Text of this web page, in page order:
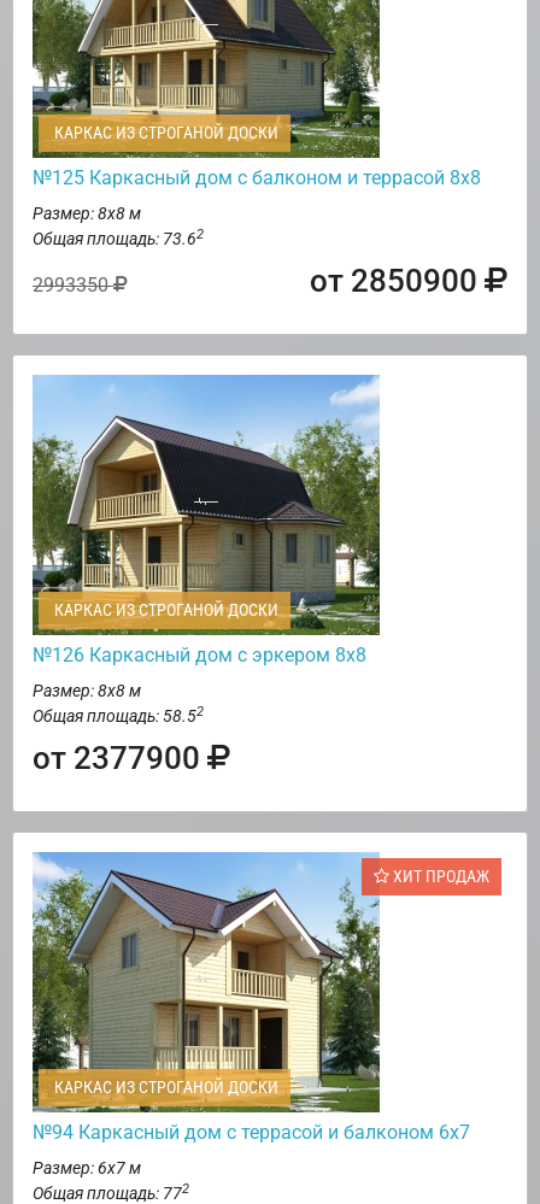
КАРКАС ИЗ СТРОГАНОЙ ДОСКИ
№125 Каркасный дом с балконом и террасой 8х8
Размер: 8х8 м
Общая площадь: 73.62
2993350 от 2850900
КАРКАС ИЗ СТРОГАНОЙ ДОСКИ
№126 Каркасный дом с эркером 8х8
Размер: 8х8 м
Общая площадь: 58.52
от 2377900
ХИТ ПРОДАЖ
КАРКАС ИЗ СТРОГАНОЙ ДОСКИ
№94 Каркасный дом с террасой и балконом 6х7
Размер: 6х7 м
Общая площадь: 772